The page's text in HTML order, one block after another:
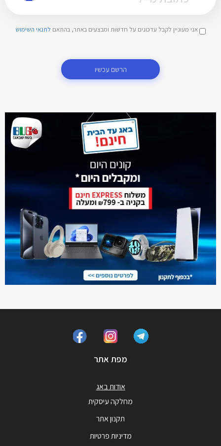
אני מעוניין לקבל עדכונים על חדשות ומבצעים באתר, בהתאם לתנאי השימוש
הרשם עכשיו
מפת אתר
אודות באג
מחלקה עיסקית
תקנון אתר
מדיניות פרטיות